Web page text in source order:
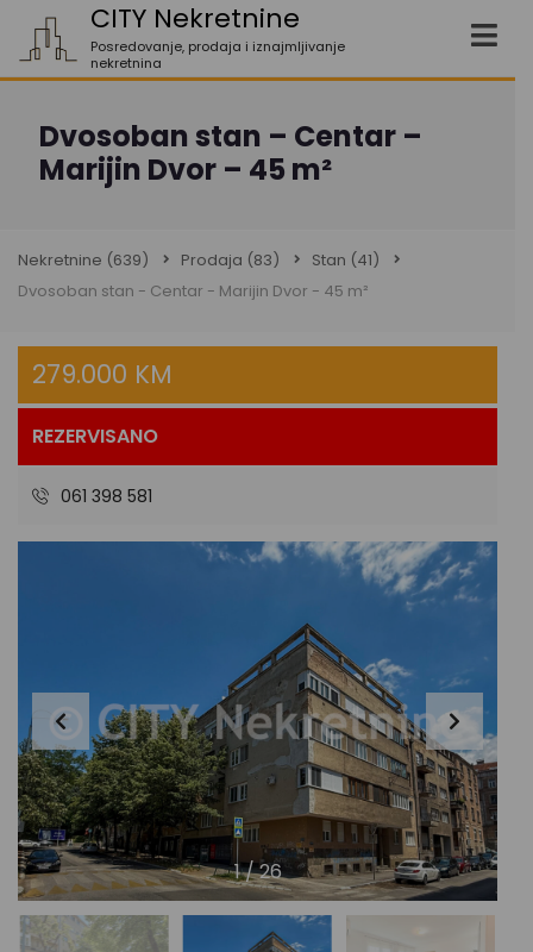
CITY Nekretnine
Posredovanje, prodaja i iznajmljivanje
nekretnina
Dvosoban stan – Centar –
Marijin Dvor – 45 m²
Nekretnine (639) Prodaja (83) Stan (41)
Dvosoban stan - Centar - Marijin Dvor - 45 m²
279.000 KM
REZERVISANO
061 398 581
1/26